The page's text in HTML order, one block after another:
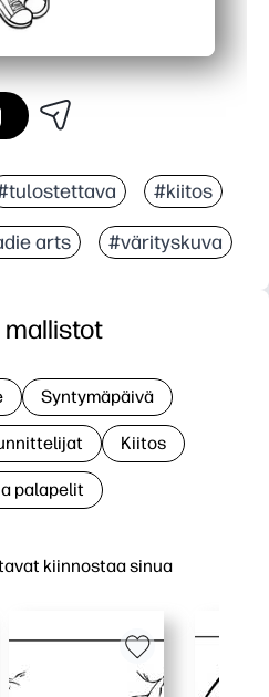
#kiitos
arts #värityskuva
kiinnostaa sinua
Syntymäpäivä
Kiitos
palapelit